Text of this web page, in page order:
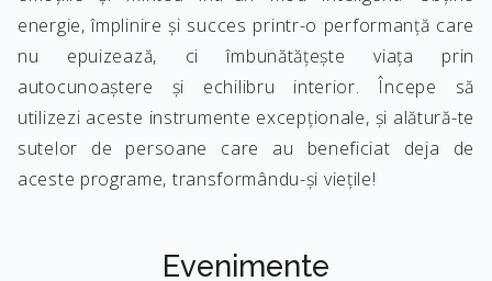
energie, împlinire și succes printr-o performanță care
nu epuizează, ci îmbunătățește viața prin
autocunoaștere și echilibru interior. Începe să
utilizezi aceste instrumente excepționale, și alătură-te
sutelor de persoane care au beneficiat deja de
aceste programe, transformându-și viețile!
Evenimente